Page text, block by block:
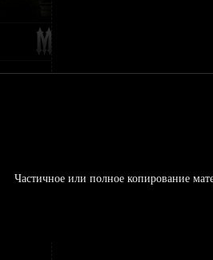
Частичное или полное копирование